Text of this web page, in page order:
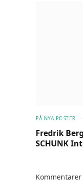
PÅ NYA POSTER
Fredrik
SCHUNK